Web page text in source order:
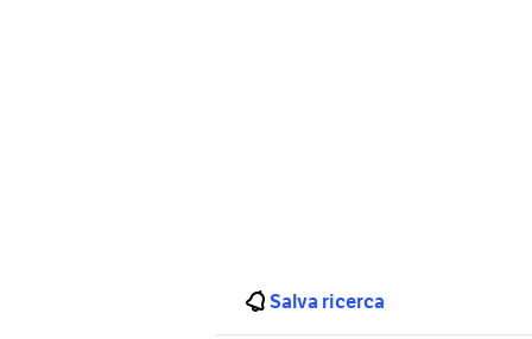
Salva ricerca